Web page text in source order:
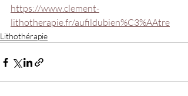
https://www.clement-
lithotherapie.fr/aufildubien%C3%AAtre
Lithothérapie